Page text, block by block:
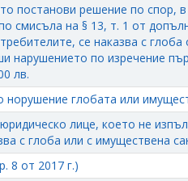
постанови решение по спор,
смисъла на § 13, т. 1 от
се наказва с
нарушението по изречение
лв.
норушение глобата или
лице, което не
с глоба или с имуществена
8 от 2017 г.)